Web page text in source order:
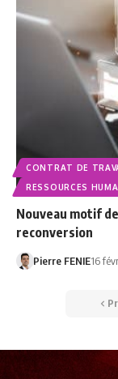
CONTRAT DE
RESSOURCES
Nouveau motif
reconversion
Pierre FENIE16